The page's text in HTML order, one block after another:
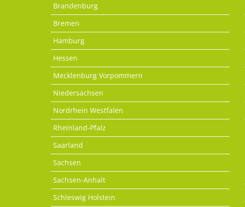
Brandenburg
Bremen
Hamburg
Hessen
Mecklenburg Vorpommern
Niedersachsen
Nordrhein Westfalen
Rheinland-Pfalz
Saarland
Sachsen
Sachsen-Anhalt
Schleswig Holstein